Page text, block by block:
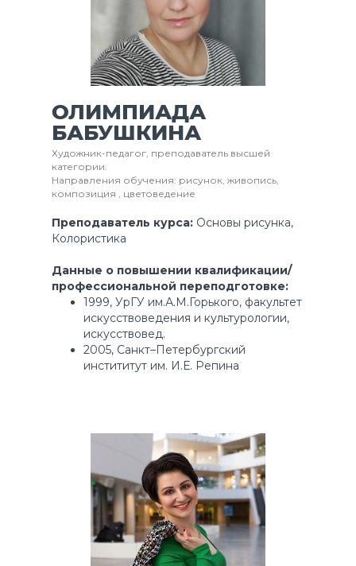
ОЛИМПИАДА
БАБУШКИНА
Художник-педагог, преподаватель высшей
категории.
Направления обучения: рисунок, живопись,
композиция , цветоведение
Преподаватель курса: Основы рисунка,
Колористика
Данные о повышении квалификации/
профессиональной переподготовке:
1999, УрГУ им.А.М.Горького, факультет
искусствоведения и культурологии,
искусствовед.
2005, Санкт–Петербургский
инстититут им. И.Е. Репина